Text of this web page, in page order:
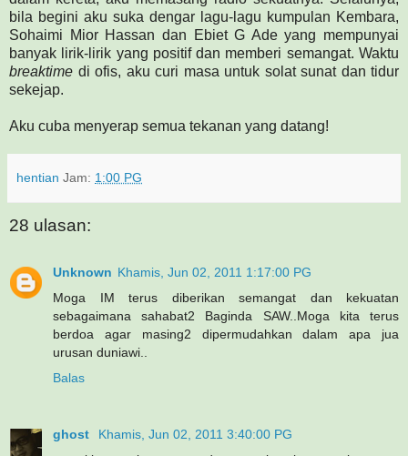
bila begini aku suka dengar lagu-lagu kumpulan Kembara,
Sohaimi Mior Hassan dan Ebiet G Ade yang mempunyai
banyak lirik-lirik yang positif dan memberi semangat. Waktu
breaktime di ofis, aku curi masa untuk solat sunat dan tidur
sekejap.
Aku cuba menyerap semua tekanan yang datang!
hentian Jam: 1:00 PG
28 ulasan:
Unknown Khamis, Jun 02, 2011 1:17:00 PG
Moga IM terus diberikan semangat dan kekuatan
sebagaimana sahabat2 Baginda SAW..Moga kita terus
berdoa agar masing2 dipermudahkan dalam apa jua
urusan duniawi..
Balas
ghost
Khamis, Jun 02, 2011 3:40:00 PG